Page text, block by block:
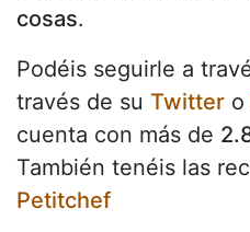
cosas.
Podéis seguirle a
través de su Twitter o
cuenta con más de
También tenéis las
Petitchef